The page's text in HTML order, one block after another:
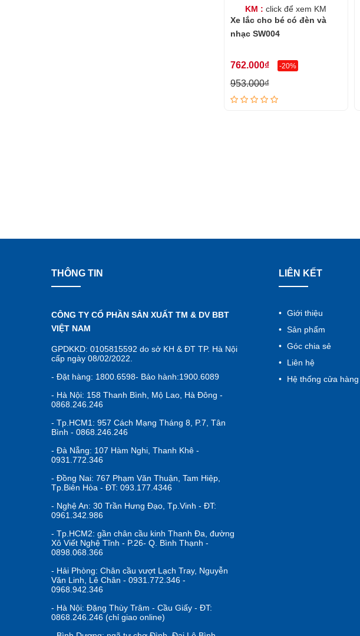
KM : click để xem KM
Xe lắc cho bé có đèn và
nhạc SW004
762.000₫ -20%
953.000₫
THÔNG TIN
CÔNG TY CỔ PHẦN SẢN XUẤT TM & DV BBT
VIỆT NAM
GPDKKD: 0105815592 do sở KH & ĐT TP. Hà Nội
cấp ngày 08/02/2022.
- Đặt hàng: 1800.6598- Bảo hành:1900.6089
- Hà Nội: 158 Thanh Bình, Mộ Lao, Hà Đông -
0868.246.246
- Tp.HCM1: 957 Cách Mạng Tháng 8, P.7, Tân
Bình - 0868.246.246
- Đà Nẵng: 107 Hàm Nghi, Thanh Khê -
0931.772.346
- Đồng Nai: 767 Phạm Văn Thuận, Tam Hiệp,
Tp.Biên Hòa - ĐT: 093.177.4346
- Nghệ An: 30 Trần Hưng Đạo, Tp.Vinh - ĐT:
0961.342.986
- Tp.HCM2: gần chân cầu kinh Thanh Đa, đường
Xô Viết Nghệ Tĩnh - P.26- Q. Bình Thạnh -
0898.068.366
- Hải Phòng: Chân cầu vượt Lạch Tray, Nguyễn
Văn Linh, Lê Chân - 0931.772.346 -
0968.942.346
- Hà Nội: Đặng Thùy Trâm - Cầu Giấy - ĐT:
0868.246.246 (chỉ giao online)
LIÊN KẾT
Giới thiệu
Sản phẩm
Góc chia sẻ
Liên hệ
Hệ thống cửa hàng